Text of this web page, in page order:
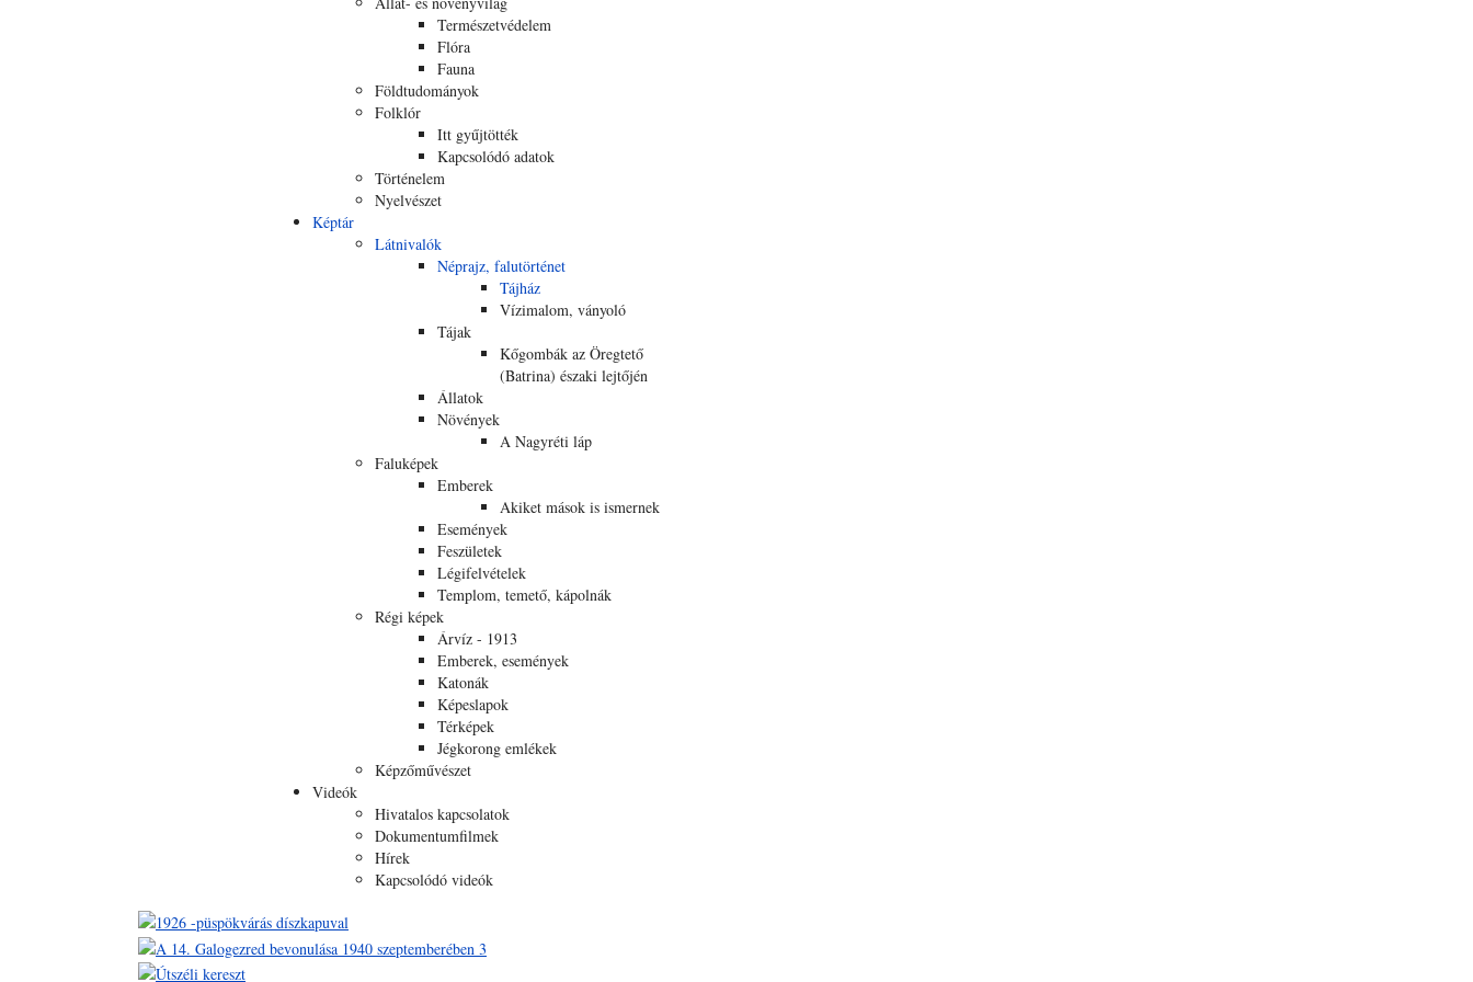
Természetvédelem
Flóra
Fauna
Földtudományok
Folklór
Itt gyűjtötték
Kapcsolódó adatok
Történelem
Nyelvészet
Képtár
Látnivalók
Néprajz, falutörténet
Tájház
Vízimalom, ványoló
Tájak
Kőgombák az Öregtető
(Batrina) északi lejtőjén
Állatok
Növények
A Nagyréti láp
Faluképek
Emberek
Akiket mások is ismernek
Események
Feszületek
Légifelvételek
Templom, temető, kápolnák
Régi képek
Árvíz - 1913
Emberek, események
Katonák
Képeslapok
Térképek
Jégkorong emlékek
Képzőművészet
Videók
Hivatalos kapcsolatok
Dokumentumfilmek
Hírek
Kapcsolódó videók